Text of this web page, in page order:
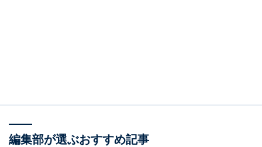
編集部が選ぶおすすめ記事